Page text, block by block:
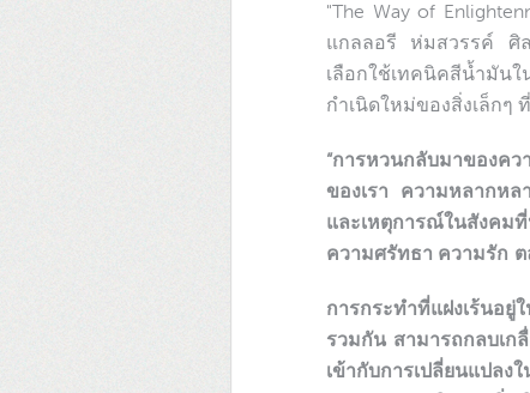
"The Way of
แกลลอรี ห่มสวรรค์ ศิล
เลือกใช้เทคนิคสีน้ำมัน
กำเนิดใหม่ของสิ่งเล็กๆ
“การหวนกลับมาของค
ของเรา ความหลากหล
และเหตุการณ์ในสังค
ความศรัทธา ความรัก ต
การกระทำที่แฝงเร้นอ
รวมกัน สามารถกลบเก
เข้ากับการเปลี่ยนแปล